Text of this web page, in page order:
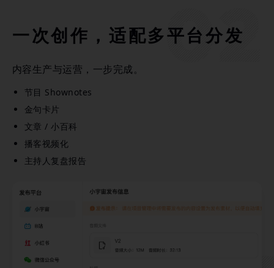
一次创作，适配多平台分发
内容生产与运营，一步完成。
节目 Shownotes
金句卡片
文章 / 小百科
播客视频化
主持人复盘报告